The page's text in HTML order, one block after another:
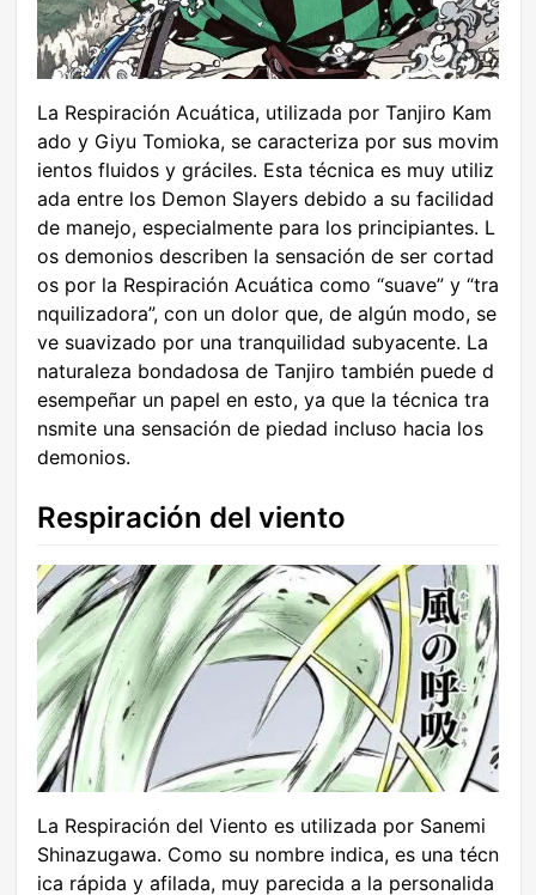
La Respiración Acuática, utilizada por Tanjiro Kam
ado y Giyu Tomioka, se caracteriza por sus movim
ientos fluidos y gráciles. Esta técnica es muy utiliz
ada entre los Demon Slayers debido a su facilidad
de manejo, especialmente para los principiantes. L
os demonios describen la sensación de ser cortad
os por la Respiración Acuática como “suave” y “tra
nquilizadora”, con un dolor que, de algún modo, se
ve suavizado por una tranquilidad subyacente. La
naturaleza bondadosa de Tanjiro también puede d
esempeñar un papel en esto, ya que la técnica tra
nsmite una sensación de piedad incluso hacia los
demonios.
Respiración del viento
La Respiración del Viento es utilizada por Sanemi
Shinazugawa. Como su nombre indica, es una técn
ica rápida y afilada, muy parecida a la personalida